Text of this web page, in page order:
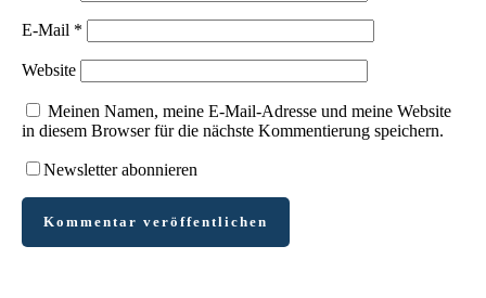
E-Mail *
Website
Meinen Namen, meine E-Mail-Adresse und meine Website
in diesem Browser für die nächste Kommentierung speichern.
Newsletter abonnieren
Kommentar veröffentlichen